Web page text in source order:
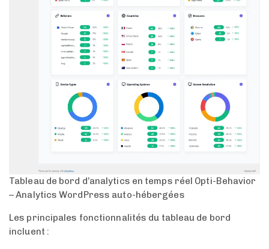
Tableau de bord d’analytics en temps réel Opti-Behavior
– Analytics WordPress auto-hébergées
Les principales fonctionnalités du tableau de bord
incluent :